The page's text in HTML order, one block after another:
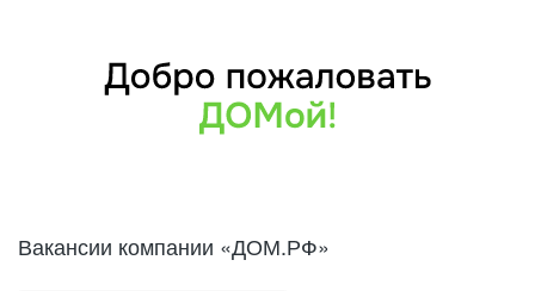
Вакансии компании «ДОМ.РФ»